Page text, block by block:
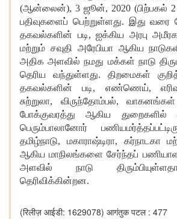
(ஆன்லைன்), 3 ஜூன், 2020 (பிற்பகல் 2
பதிவுகளைப் பெற்றுள்ளது. இது வரை
தகவல்களின் படி, ஐக்கிய அரபு
மற்றும் சவுதி அரேபியா ஆகிய
அதிக அளவில் நமது மக்கள் நாடு
தெரிய
வந்துள்ளது. திறமைகள்
தகவல்களின்
படி, எண்ணெய்,
சுற்றுலா,
விருந்தோம்பல், வாகனங்கள்
போக்குவரத்து
ஆகிய துறைகளில்
பெரும்பாலானோர்
தமிழ்நாடு, மகாராஷ்டிரா, கர்நாடகா
ஆகிய மாநிலங்களை சேர்ந்தப்
அளவில்
நாடு
தெரிவிக்கின்றன.
(रिलीज़ आईडी: 1629078) आगंतुक पटल : 477